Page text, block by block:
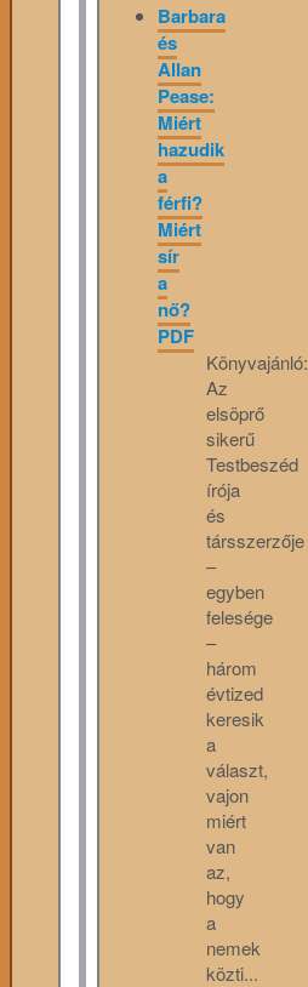
Barbara
és
Allan
Pease:
Miért
hazudik
a
férfi?
Miért
sír
a
nő?
PDF
Könyvajánló:
Az
elsöprő
sikerű
Testbeszéd
írója
és
társszerzője
–
egyben
felesége
–
három
évtized
keresik
a
választ,
vajon
miért
van
az,
hogy
a
nemek
közti...